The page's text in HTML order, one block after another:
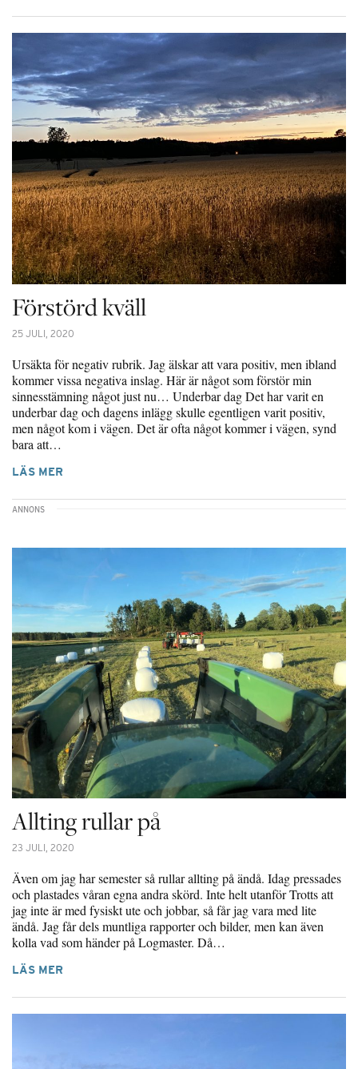
Förstörd kväll
25 JULI, 2020
Ursäkta för negativ rubrik. Jag älskar att vara positiv, men ibland
kommer vissa negativa inslag. Här är något som förstör min
sinnesstämning något just nu… Underbar dag Det har varit en
underbar dag och dagens inlägg skulle egentligen varit positiv,
men något kom i vägen. Det är ofta något kommer i vägen, synd
bara att…
LÄS MER
Allting rullar på
23 JULI, 2020
Även om jag har semester så rullar allting på ändå. Idag pressades
och plastades våran egna andra skörd. Inte helt utanför Trotts att
jag inte är med fysiskt ute och jobbar, så får jag vara med lite
ändå. Jag får dels muntliga rapporter och bilder, men kan även
kolla vad som händer på Logmaster. Då…
LÄS MER